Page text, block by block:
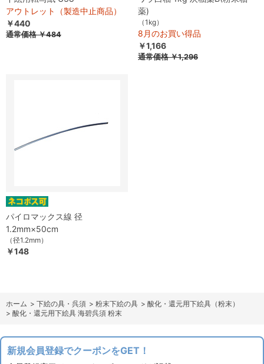
アウトレット（製造中止商品）
￥440
通常価格￥484
薬)
（1kg）
8月のお買い得品
￥1,166
通常価格￥1,296
パイロマックス線 径
1.2mm×50cm
（径1.2mm）
￥148
ホーム > 下絵の具・呉須 > 粉末下絵の具 > 酸化・還元用下絵具（粉末）
> 酸化・還元用下絵具 海碧呉須 粉末
新規会員登録でクーポンをGET！